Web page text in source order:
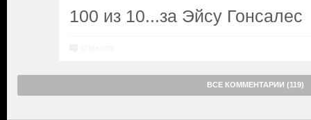
100 из 10...за Эйсу Гонсалес
ВСЕ КОММЕНТАРИИ (119)